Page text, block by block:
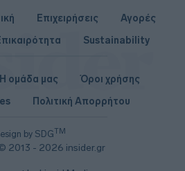
Επιχειρήσεις
Αγορές
Sustainability
by SDGTM
2013 - 2026 insider.gr
Η ομάδα μας
Όροι χρήσης
Πολιτική Απορρήτου